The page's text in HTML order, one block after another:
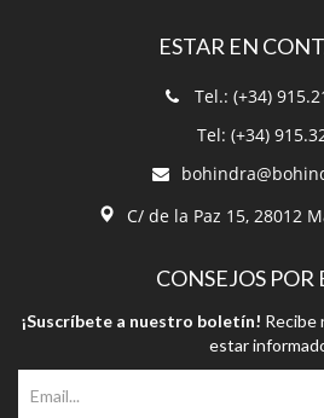
ESTAR EN
Tel.: (+34)
Tel: (+34)
C/ de la Paz 15, 28012
CONSEJOS POR
¡Suscríbete a nuestro boletín! Recibe
estar